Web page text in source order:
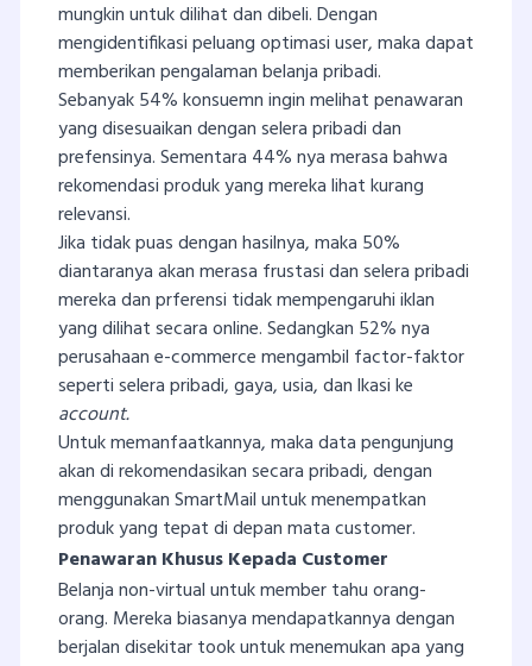
mungkin untuk dilihat dan dibeli. Dengan
mengidentifikasi peluang optimasi user, maka dapat
memberikan pengalaman belanja pribadi.
Sebanyak 54% konsuemn ingin melihat penawaran
yang disesuaikan dengan selera pribadi dan
prefensinya. Sementara 44% nya merasa bahwa
rekomendasi produk yang mereka lihat kurang
relevansi.
Jika tidak puas dengan hasilnya, maka 50%
diantaranya akan merasa frustasi dan selera pribadi
mereka dan prferensi tidak mempengaruhi iklan
yang dilihat secara online. Sedangkan 52% nya
perusahaan e-commerce mengambil factor-faktor
seperti selera pribadi, gaya, usia, dan lkasi ke
account.
Untuk memanfaatkannya, maka data pengunjung
akan di rekomendasikan secara pribadi, dengan
menggunakan SmartMail untuk menempatkan
produk yang tepat di depan mata customer.
Penawaran Khusus Kepada Customer
Belanja non-virtual untuk member tahu orang-
orang. Mereka biasanya mendapatkannya dengan
berjalan disekitar took untuk menemukan apa yang